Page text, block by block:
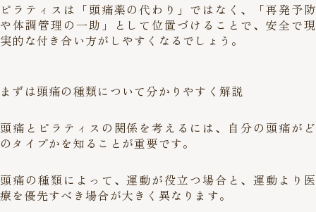
ピラティスは「頭痛薬の代わり」ではなく、「再発予防
や体調管理の一助」として位置づけることで、安全で現
実的な付き合い方がしやすくなるでしょう。
まずは頭痛の種類について分かりやすく解説
頭痛とピラティスの関係を考えるには、自分の頭痛がど
のタイプかを知ることが重要です。
頭痛の種類によって、運動が役立つ場合と、運動より医
療を優先すべき場合が大きく異なります。